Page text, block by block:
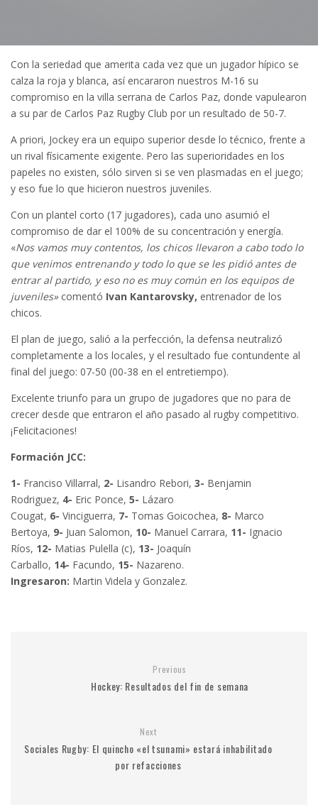
Con la seriedad que amerita cada vez que un jugador hípico se
calza la roja y blanca, así encararon nuestros M-16 su
compromiso en la villa serrana de Carlos Paz, donde vapulearon
a su par de Carlos Paz Rugby Club por un resultado de 50-7.
A priori, Jockey era un equipo superior desde lo técnico, frente a
un rival físicamente exigente. Pero las superioridades en los
papeles no existen, sólo sirven si se ven plasmadas en el juego;
y eso fue lo que hicieron nuestros juveniles.
Con un plantel corto (17 jugadores), cada uno asumió el
compromiso de dar el 100% de su concentración y energía.
«Nos vamos muy contentos, los chicos llevaron a cabo todo lo
que venimos entrenando y todo lo que se les pidió antes de
entrar al partido, y eso no es muy común en los equipos de
juveniles» comentó Ivan Kantarovsky, entrenador de los
chicos.
El plan de juego, salió a la perfección, la defensa neutralizó
completamente a los locales, y el resultado fue contundente al
final del juego: 07-50 (00-38 en el entretiempo).
Excelente triunfo para un grupo de jugadores que no para de
crecer desde que entraron el año pasado al rugby competitivo.
¡Felicitaciones!
Formación JCC:
1- Franciso Villarral, 2- Lisandro Rebori, 3- Benjamin
Rodriguez, 4- Eric Ponce, 5- Lázaro
Cougat, 6- Vinciguerra, 7- Tomas Goicochea, 8- Marco
Bertoya, 9- Juan Salomon, 10- Manuel Carrara, 11- Ignacio
Ríos, 12- Matias Pulella (c), 13- Joaquín
Carballo, 14- Facundo, 15- Nazareno.
Ingresaron: Martin Videla y Gonzalez.
Previous
Hockey: Resultados del fin de semana
Next
Sociales Rugby: El quincho «el tsunami» estará inhabilitado
por refacciones